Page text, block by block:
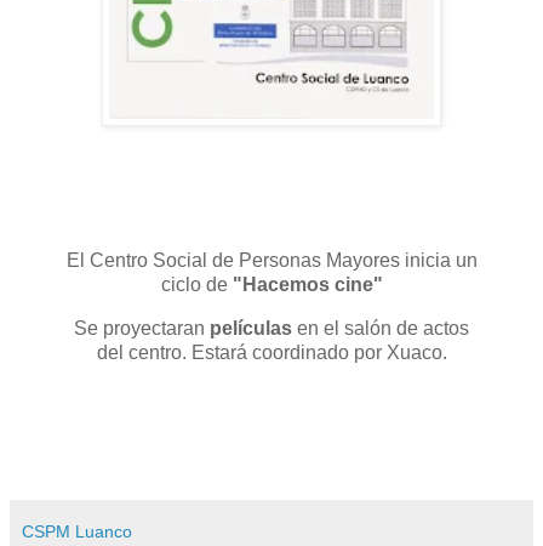
El Centro Social de Personas Mayores inicia un
ciclo de "Hacemos cine"
Se proyectaran películas en el salón de actos
del centro. Estará coordinado por Xuaco.
CSPM Luanco